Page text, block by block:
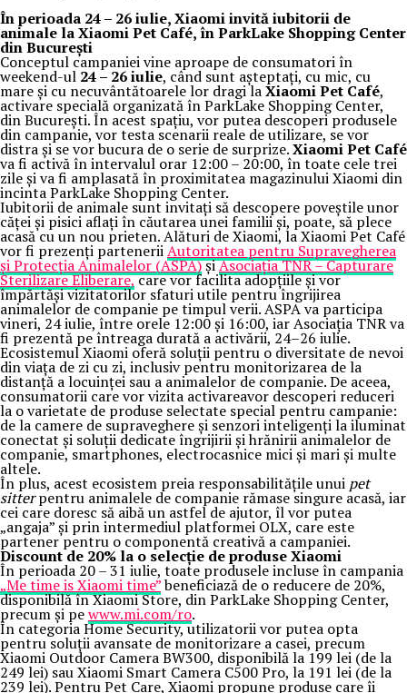
În perioada 24 – 26 iulie, Xiaomi invită iubitorii de
animale laXiaomi Pet Café, în ParkLake Shopping Center
din București
Conceptul campaniei vine aproape de consumatori în
weekend-ul 24 – 26 iulie, când sunt așteptați, cu mic, cu
mare și cu necuvântătoarele lor dragi laXiaomi Pet Café,
activare specială organizată în ParkLake Shopping Center,
din București. În acest spațiu, vor putea descoperi produsele
din campanie, vor testa scenarii reale de utilizare, se vor
distra și se vor bucura de o serie de surprize.Xiaomi Pet Café
va fi activă în intervalul orar 12:00 – 20:00, în toate cele trei
zile și va fi amplasată în proximitatea magazinului Xiaomi din
incinta ParkLake Shopping Center.
Iubitorii de animale sunt invitați să descopere poveștile unor
căței și pisici aflați în căutarea unei familii și, poate, să plece
acasă cu un nou prieten. Alături de Xiaomi, la Xiaomi Pet Café
vor fi prezenți parteneriiAutoritatea pentru Supravegherea
și Protecția Animalelor (ASPA)șiAsociația TNR – Capturare
Sterilizare Eliberare,care vor facilita adopțiile și vor
împărtăși vizitatorilor sfaturi utile pentru îngrijirea
animalelor de companie pe timpul verii. ASPA va participa
vineri, 24 iulie, între orele 12:00 și 16:00, iar Asociația TNR va
fi prezentă pe întreaga durată a activării, 24–26 iulie.
Ecosistemul Xiaomi oferă soluții pentru o diversitate de nevoi
din viața de zi cu zi, inclusiv pentru monitorizarea de la
distanță a locuinței sau a animalelor de companie. De aceea,
consumatorii care vor vizita activareavor descoperi reduceri
la o varietate de produse selectate special pentru campanie:
de la camere de supraveghere și senzori inteligenți la iluminat
conectat și soluții dedicate îngrijirii și hrănirii animalelor de
companie, smartphones, electrocasnice mici și mari și multe
altele.
În plus, acest ecosistem preia responsabilitățile unui pet
sitterpentru animalele de companie rămase singure acasă, iar
cei care doresc să aibă un astfel de ajutor, îl vor putea
„angaja” și prin intermediul platformei OLX, care este
partener pentru o componentă creativă a campaniei.
Discount de 20% la o selecție de produse Xiaomi
În perioada 20 – 31 iulie, toate produsele incluse în campania
„Me time is Xiaomi time”beneficiază de o reducere de 20%,
disponibilă în Xiaomi Store, din ParkLake Shopping Center,
precum și pewww.mi.com/ro.
În categoria Home Security, utilizatorii vor putea opta
pentru soluții avansate de monitorizare a casei, precum
Xiaomi Outdoor Camera BW300, disponibilă la 199 lei (de la
249 lei) sau Xiaomi Smart Camera C500 Pro, la 191 lei (de la
239 lei). Pentru Pet Care, Xiaomi propune produse care îi